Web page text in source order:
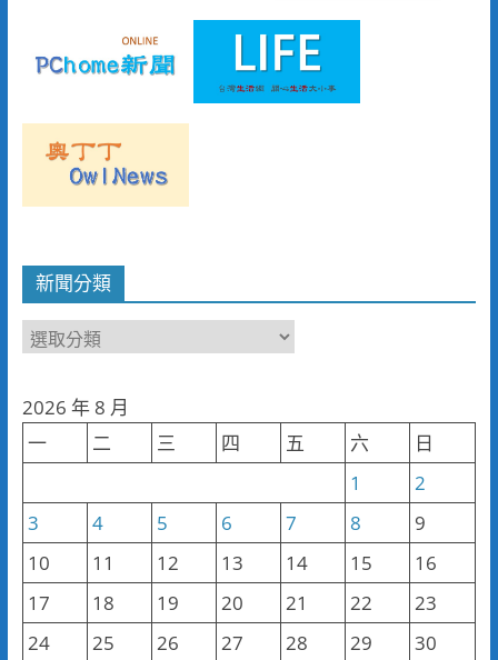
新聞分類
新
類
2026 年 8 月
一
二 三 四 五 六
日
1
2
3
4 5 6 7 8
9
10
11 12 13 14 15
16
17
18 19 20 21 22
23
24
25 26 27 28 29
30